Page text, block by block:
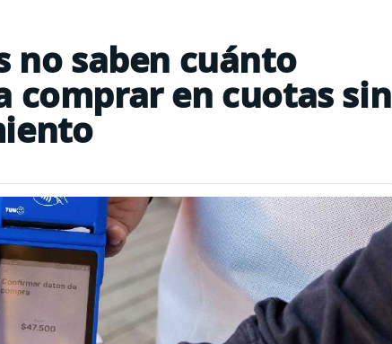
no saben cuánto
comprar en cuotas sin